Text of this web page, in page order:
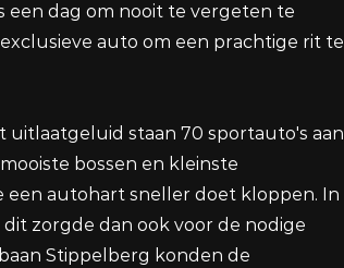
een dag om nooit te vergeten te
auto om een prachtige rit te
uitlaatgeluid staan 70 sportauto's aan
bossen en kleinste
een autohart sneller doet kloppen. In
zorgde dan ook voor de nodige
Stippelberg konden de